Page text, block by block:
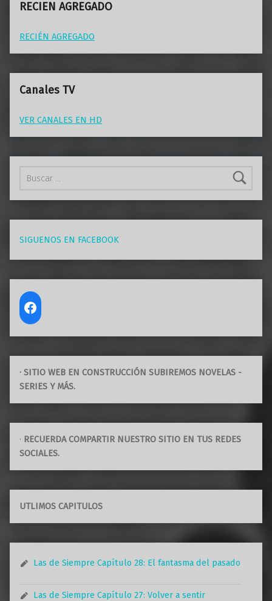
RECIEN AGREGADO
RECIÉN AGREGADO
Canales TV
VER CANALES EN HD
SIGUENOS EN FACEBOOK
· SITIO WEB EN CONSTRUCCIÓN SUBIREMOS NOVELAS -
SERIES Y MÁS.
· RECUERDA COMPARTIR NUESTRO SITIO EN TUS REDES
SOCIALES.
UTLIMOS CAPITULOS
Las de Siempre Capítulo 28: El fantasma del pasado
Las de Siempre Capítulo 27: Volver a sentir